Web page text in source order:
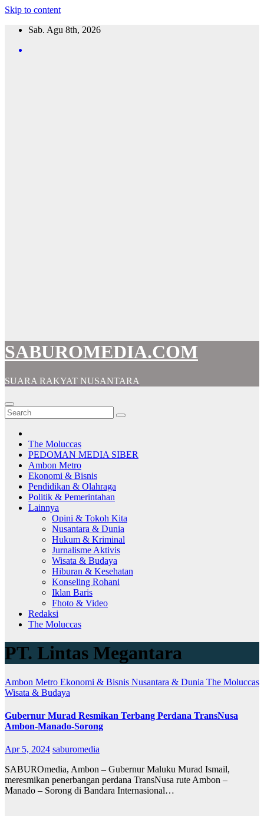
Skip to content
Sab. Agu 8th, 2026
SABUROMEDIA.COM
SUARA RAKYAT NUSANTARA
The Moluccas
PEDOMAN MEDIA SIBER
Ambon Metro
Ekonomi & Bisnis
Pendidikan & Olahraga
Politik & Pemerintahan
Lainnya
Opini & Tokoh Kita
Nusantara & Dunia
Hukum & Kriminal
Jurnalisme Aktivis
Wisata & Budaya
Hiburan & Kesehatan
Konseling Rohani
Iklan Baris
Fhoto & Video
Redaksi
The Moluccas
PT. Lintas Megantara
Ambon Metro Ekonomi & Bisnis Nusantara & Dunia The Moluccas
Wisata & Budaya
Gubernur Murad Resmikan Terbang Perdana TransNusa
Ambon-Manado-Sorong
Apr 5, 2024 saburomedia
SABUROmedia, Ambon – Gubernur Maluku Murad Ismail,
meresmikan penerbangan perdana TransNusa rute Ambon –
Manado – Sorong di Bandara Internasional…